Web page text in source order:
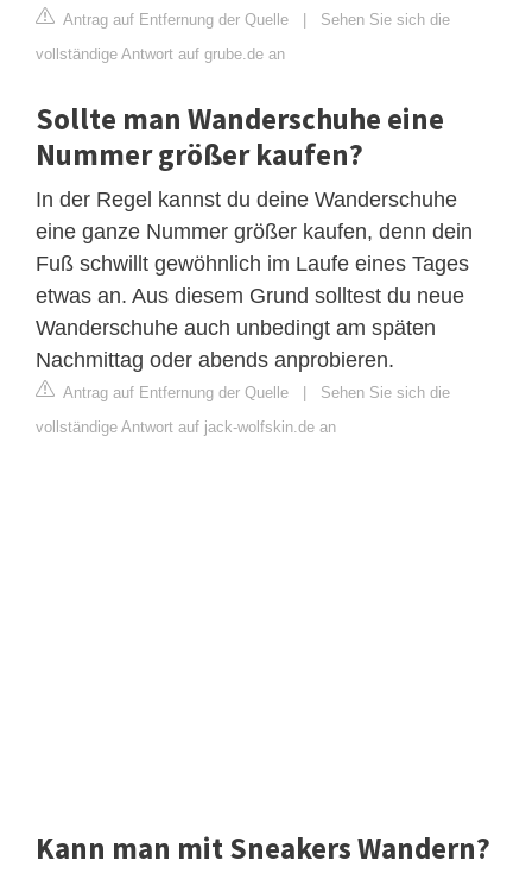
Antrag auf Entfernung der Quelle | Sehen Sie sich die
vollständige Antwort auf grube.de an
Sollte man Wanderschuhe eine
Nummer größer kaufen?
In der Regel kannst du deine Wanderschuhe
eine ganze Nummer größer kaufen, denn dein
Fuß schwillt gewöhnlich im Laufe eines Tages
etwas an. Aus diesem Grund solltest du neue
Wanderschuhe auch unbedingt am späten
Nachmittag oder abends anprobieren.
Antrag auf Entfernung der Quelle | Sehen Sie sich die
vollständige Antwort auf jack-wolfskin.de an
Kann man mit Sneakers Wandern?